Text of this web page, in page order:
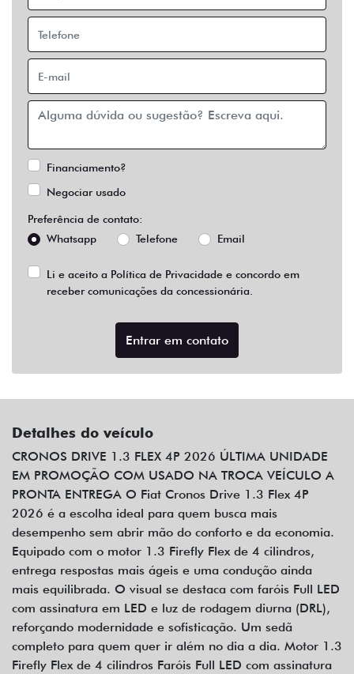
Financiamento?
Negociar usado
Preferência de contato:
Whatsapp
Telefone Email
Li e aceito a Política de Privacidade e concordo em
receber comunicações da concessionária.
Entrar em contato
Detalhes do veículo
CRONOS DRIVE 1.3 FLEX 4P 2026 ÚLTIMA UNIDADE
EM PROMOÇÃO COM USADO NA TROCA VEÍCULO A
PRONTA ENTREGA O Fiat Cronos Drive 1.3 Flex 4P
2026 é a escolha ideal para quem busca mais
desempenho sem abrir mão do conforto e da economia.
Equipado com o motor 1.3 Firefly Flex de 4 cilindros,
entrega respostas mais ágeis e uma condução ainda
mais equilibrada. O visual se destaca com faróis Full LED
com assinatura em LED e luz de rodagem diurna (DRL),
reforçando modernidade e sofisticação. Um sedã
completo para quem quer ir além no dia a dia. Motor 1.3
Firefly Flex de 4 cilindros Faróis Full LED com assinatura